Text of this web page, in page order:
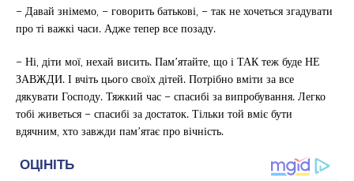
– Давай знімемо, – говорить батькові, – так не хочеться згадувати
про ті важкі часи. Адже тепер все позаду.
– Ні, діти мої, нехай висить. Пам’ятайте, що і ТАК теж буде НЕ
ЗАВЖДИ. І вчіть цього своїх дітей. Потрібно вміти за все
дякувати Господу. Тяжкий час – спасибі за випробування. Легко
тобі живеться – спасибі за достаток. Тільки той вміє бути
вдячним, хто завжди пам’ятає про вічність.